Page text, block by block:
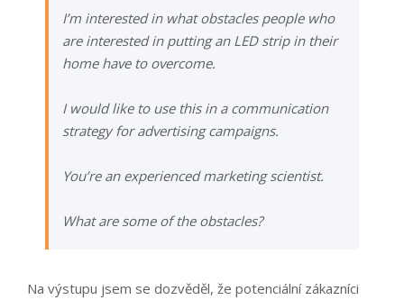
I’m interested in what obstacles people who
are interested in putting an LED strip in their
home have to overcome.
I would like to use this in a communication
strategy for advertising campaigns.
You’re an experienced marketing scientist.
What are some of the obstacles?
Na výstupu jsem se dozvěděl, že potenciální zákazníci